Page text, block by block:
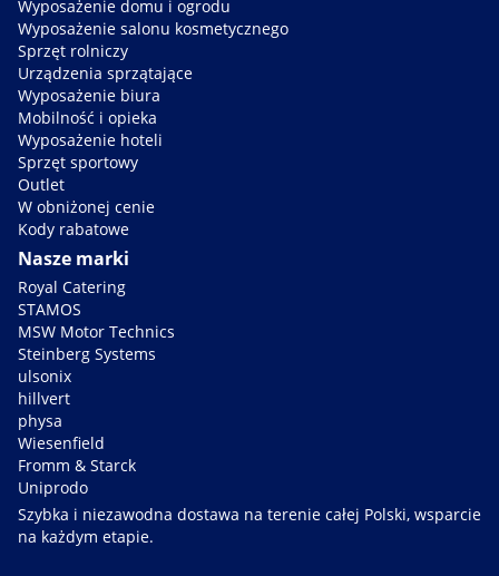
Wyposażenie domu i ogrodu
Wyposażenie salonu kosmetycznego
Sprzęt rolniczy
Urządzenia sprzątające
Wyposażenie biura
Mobilność i opieka
Wyposażenie hoteli
Sprzęt sportowy
Outlet
W obniżonej cenie
Kody rabatowe
Nasze marki
Royal Catering
STAMOS
MSW Motor Technics
Steinberg Systems
ulsonix
hillvert
physa
Wiesenfield
Fromm & Starck
Uniprodo
Szybka i niezawodna dostawa na terenie całej Polski, wsparcie
na każdym etapie.